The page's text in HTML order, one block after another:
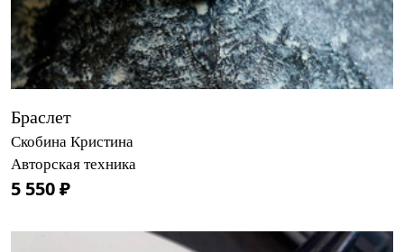
Браслет
Скобина Кристина
Авторская техника
5 550 ₽